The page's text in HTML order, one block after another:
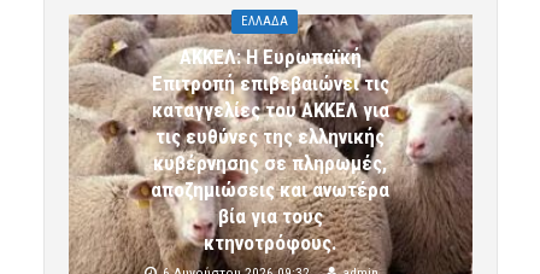
ΕΛΛΑΔΑ
ΑΚΚΕΛ: Η Ευρωπαϊκή
Επιτροπή επιβεβαιώνει τις
καταγγελίες του ΑΚΚΕΛ για
τις ευθύνες της ελληνικής
κυβέρνησης σε πληρωμές,
αποζημιώσεις και ανωτέρα
βία για τους
κτηνοτρόφους.